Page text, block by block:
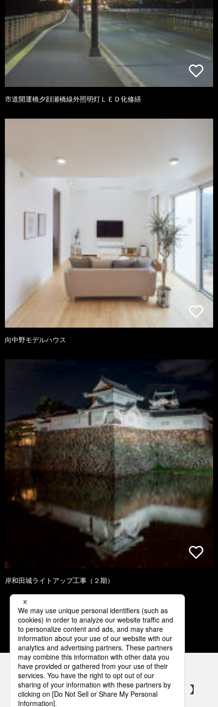
市道開運橋夕顔瀬橋線外照明灯ＬＥＤ化修繕
向中野モデルハウス
岸和田城ライトアップ工事（２期）
1 2 3 4 5
パナソニックの電気設備 SNSアカウント